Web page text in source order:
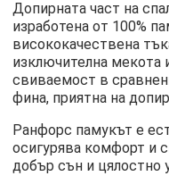
Допирната част на
изработена от 100%
висококачествена
изключителна мекота
свиваемост в
фина, приятна на
Ранфорс памукът е
осигурява комфорт и
добър сън и цялостно